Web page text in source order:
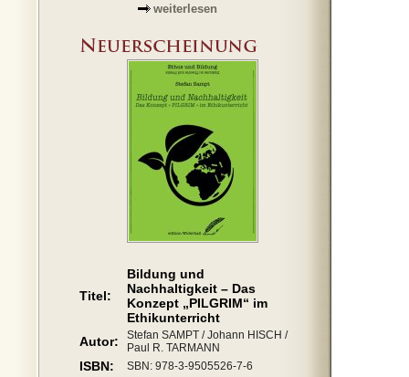
weiterlesen
Titel:
Bildung und
Nachhaltigkeit – Das
Konzept „PILGRIM“ im
Ethikunterricht
Autor:
Stefan SAMPT / Johann HISCH /
Paul R. TARMANN
ISBN: SBN: 978-3-9505526-7-6